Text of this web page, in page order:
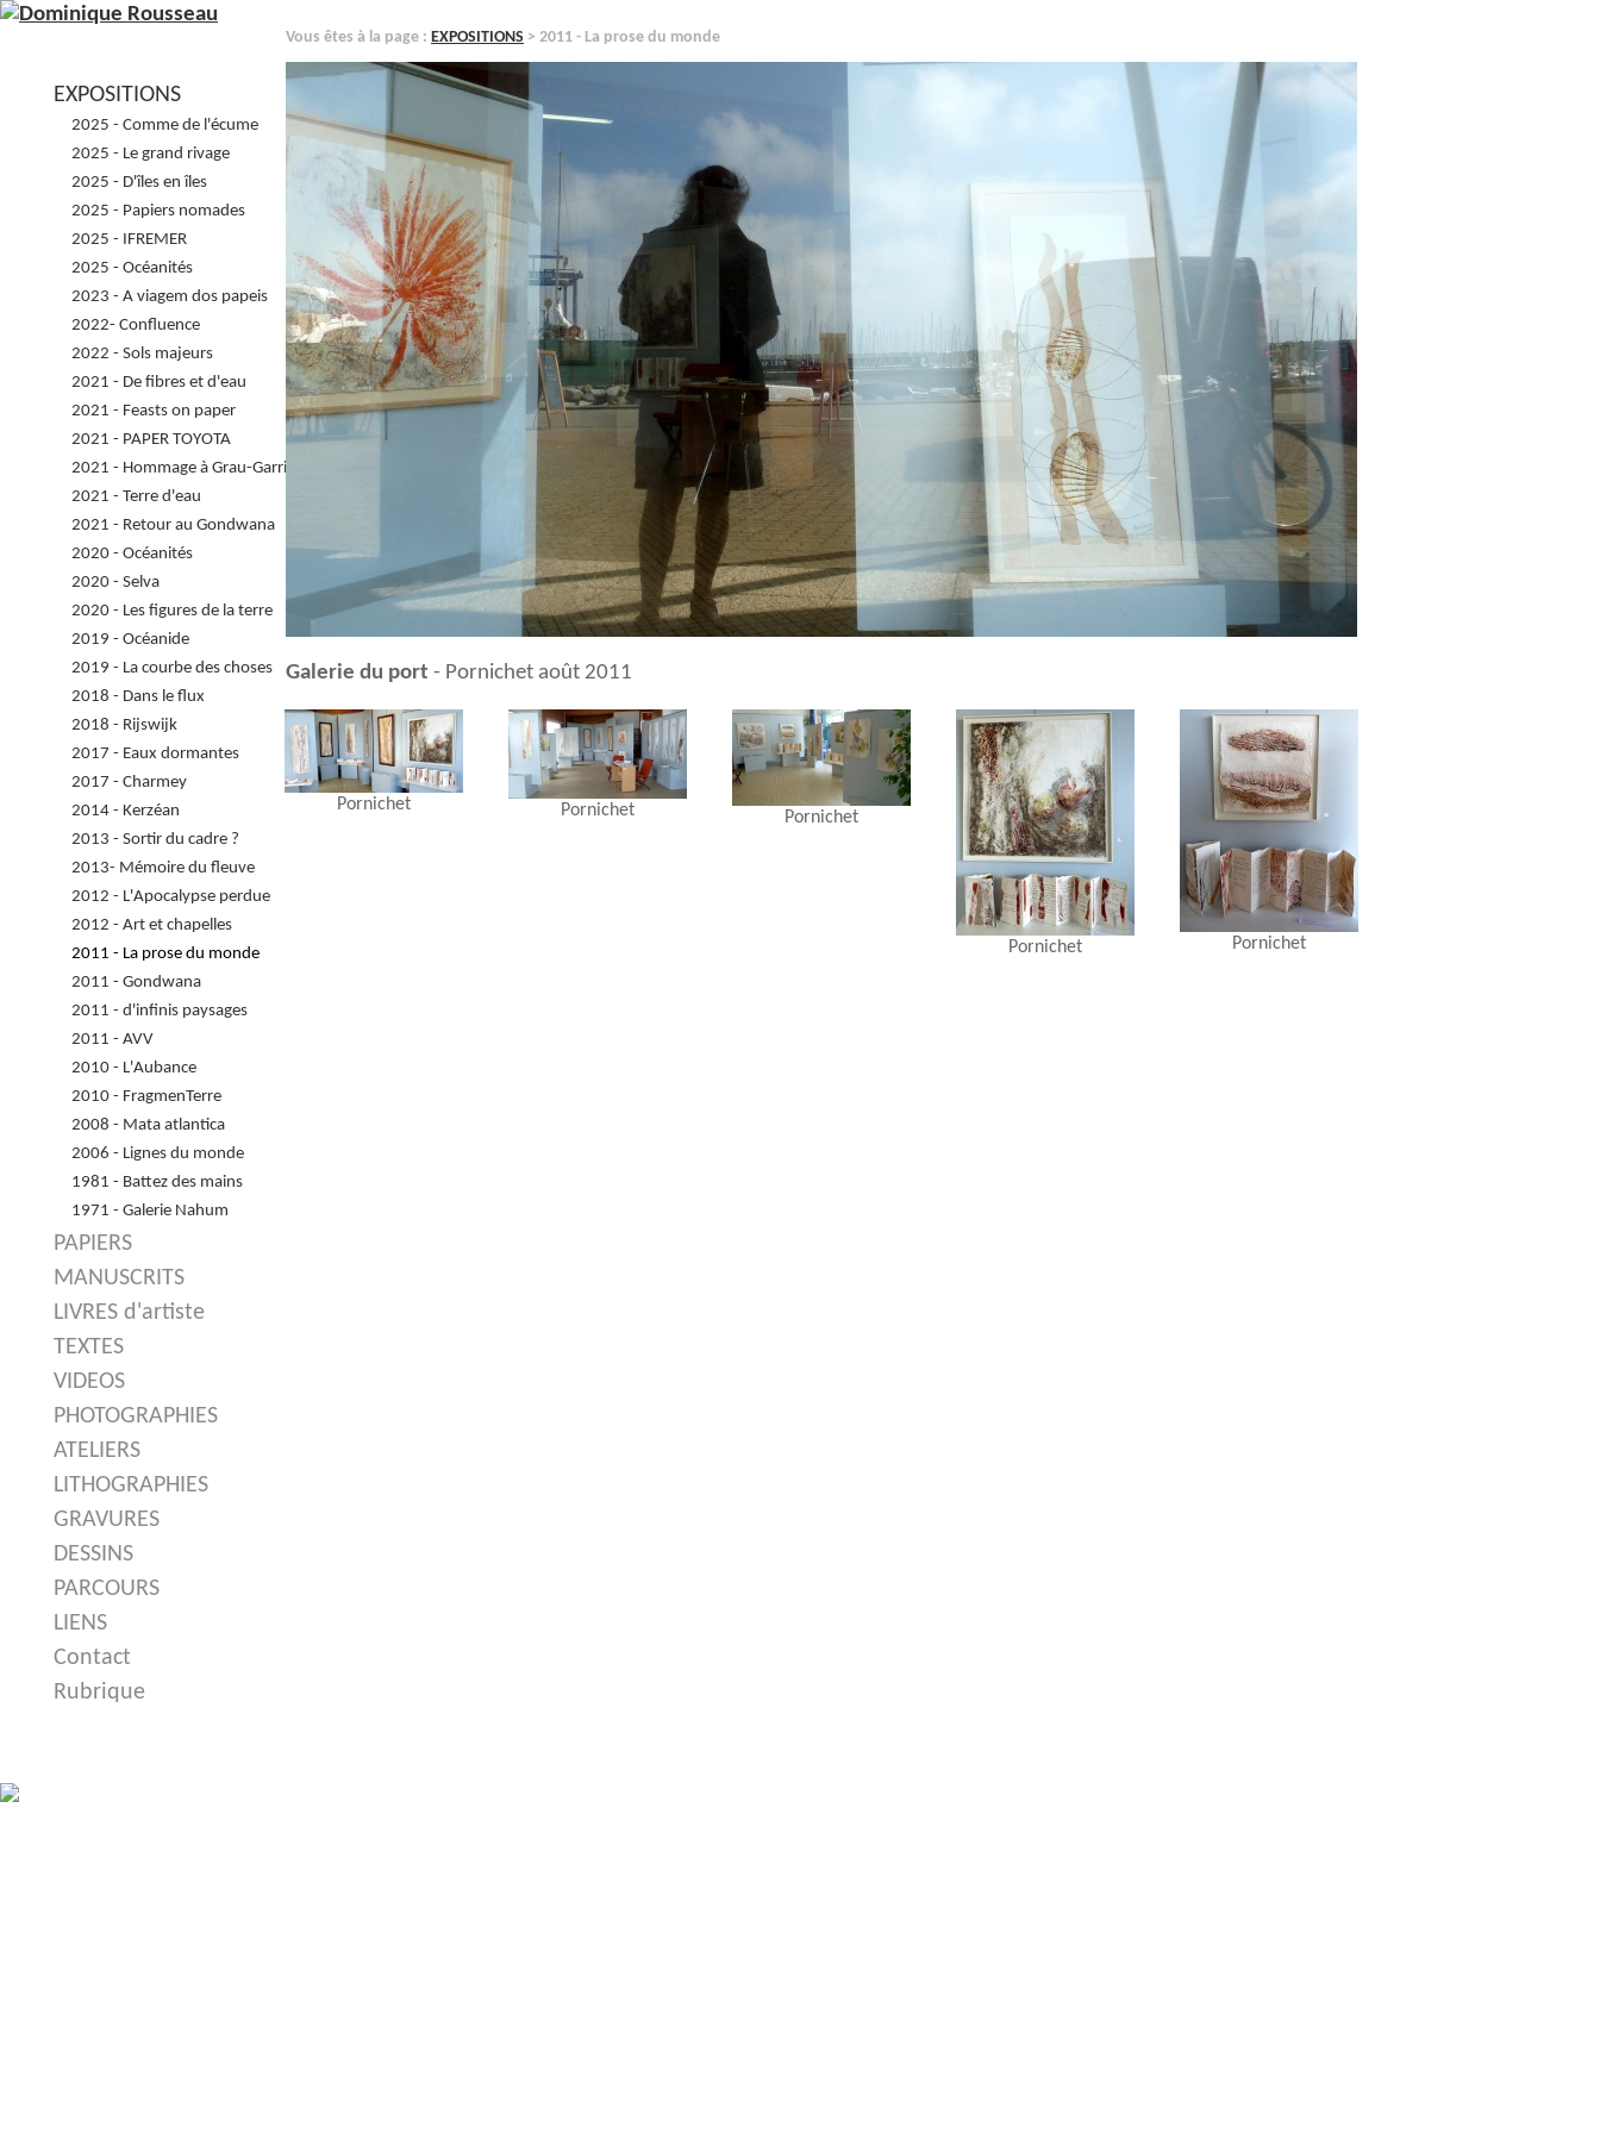
EXPOSITIONS
2025 - Comme de l'écume
2025 - Le grand rivage
2025 - D'îles en îles
2025 - Papiers nomades
2025 - IFREMER
2025 - Océanités
2023 - A viagem dos papeis
2022- Confluence
2022 - Sols majeurs
2021 - De fibres et d'eau
2021 - Feasts on paper
2021 - PAPER TOYOTA
2021 - Hommage à Grau-Garriga
2021 - Terre d'eau
2021 - Retour au Gondwana
2020 - Océanités
2020 - Selva
2020 - Les figures de la terre
2019 - Océanide
2019 - La courbe des choses
2018 - Dans le flux
2018 - Rijswijk
2017 - Eaux dormantes
2017 - Charmey
2014 - Kerzéan
2013 - Sortir du cadre ?
2013- Mémoire du fleuve
2012 - L'Apocalypse perdue
2012 - Art et chapelles
2011 - La prose du monde
2011 - Gondwana
2011 - d'infinis paysages
2011 - AVV
2010 - L'Aubance
2010 - FragmenTerre
2008 - Mata atlantica
2006 - Lignes du monde
1981 - Battez des mains
1971 - Galerie Nahum
PAPIERS
MANUSCRITS
LIVRES d'artiste
TEXTES
VIDEOS
PHOTOGRAPHIES
ATELIERS
LITHOGRAPHIES
GRAVURES
DESSINS
PARCOURS
LIENS
Contact
Rubrique
Vous êtes à la page : EXPOSITIONS > 2011 - La prose du monde
Galerie du port - Pornichet août 2011
Pornichet Pornichet Pornichet
Pornichet Pornichet